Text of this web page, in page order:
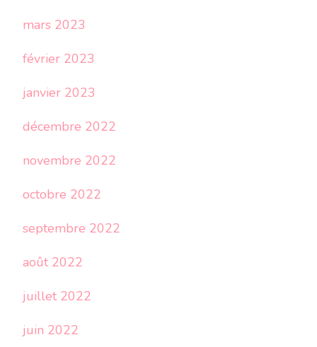
mars 2023
février 2023
janvier 2023
décembre 2022
novembre 2022
octobre 2022
septembre 2022
août 2022
juillet 2022
juin 2022